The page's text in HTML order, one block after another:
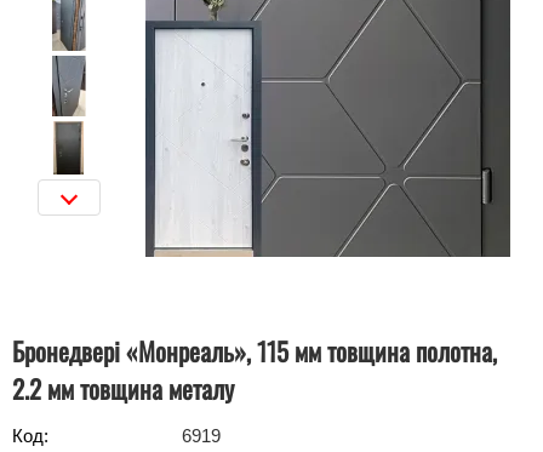
Бронедвері «Монреаль», 115 мм товщина полотна,
2.2 мм товщина металу
Код:
6919